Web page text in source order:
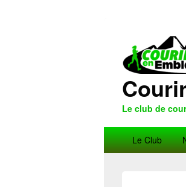
Le club de
Menu
principalLe Club